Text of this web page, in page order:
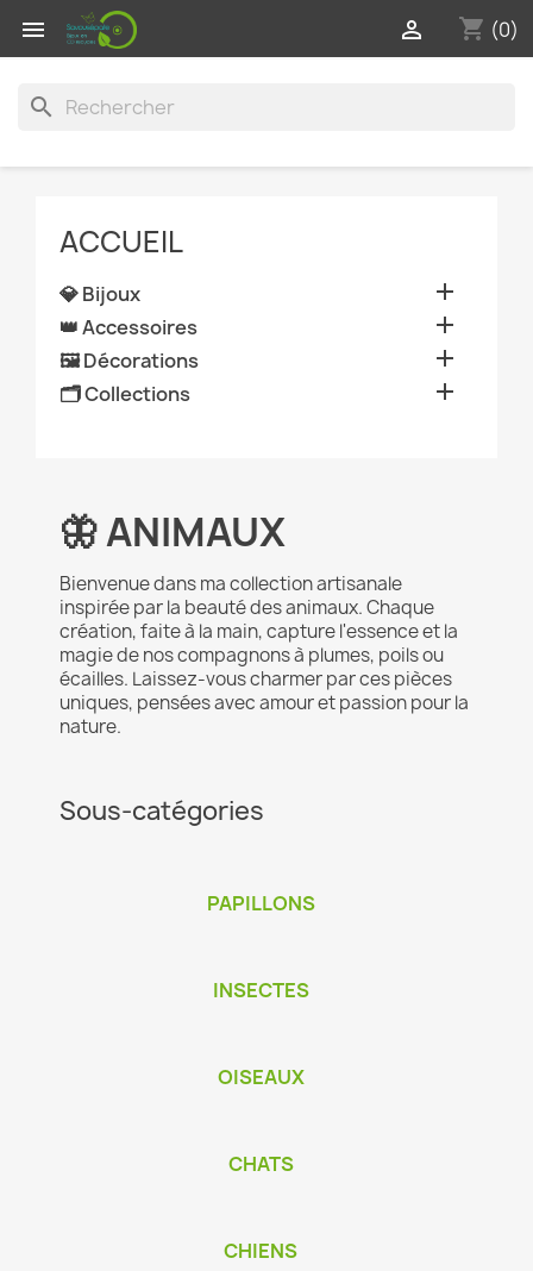
 shopping_cart (0)

search
ACCUEIL
💎 Bijoux 
👑 Accessoires 
🖼️ Décorations 
🗂️ Collections 
🦋 ANIMAUX
Bienvenue dans ma collection artisanale
inspirée par la beauté des animaux. Chaque
création, faite à la main, capture l'essence et la
magie de nos compagnons à plumes, poils ou
écailles. Laissez-vous charmer par ces pièces
uniques, pensées avec amour et passion pour la
nature.
Sous-catégories
PAPILLONS
INSECTES
OISEAUX
CHATS
CHIENS